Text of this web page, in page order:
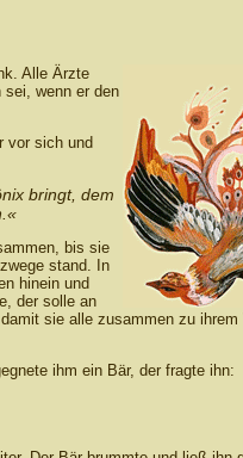
Alle Ärzte
sei, wenn er den
vor sich und
bringt, dem
bis sie
stand. In
hinein und
der solle an
sie alle zusammen zu ihrem
ihm ein Bär, der fragte ihn: